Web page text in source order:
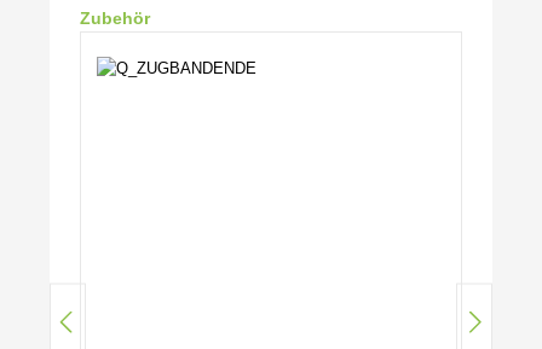
Produktgalerie überspringen
Zubehör